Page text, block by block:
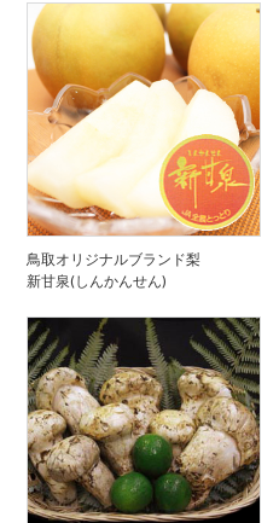
鳥取オリジナルブランド梨
新甘泉(しんかんせん)